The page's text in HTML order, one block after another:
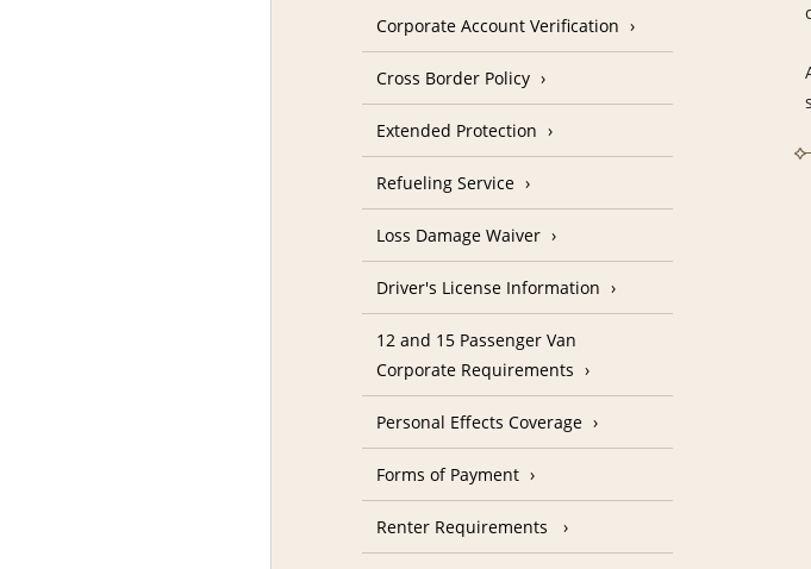
Corporate Account Verification
Cross Border Policy
Extended Protection
Refueling Service
Loss Damage Waiver
Driver's License Information
12 and 15 Passenger Van
Corporate Requirements
Personal Effects Coverage
Forms of Payment
Renter Requirements